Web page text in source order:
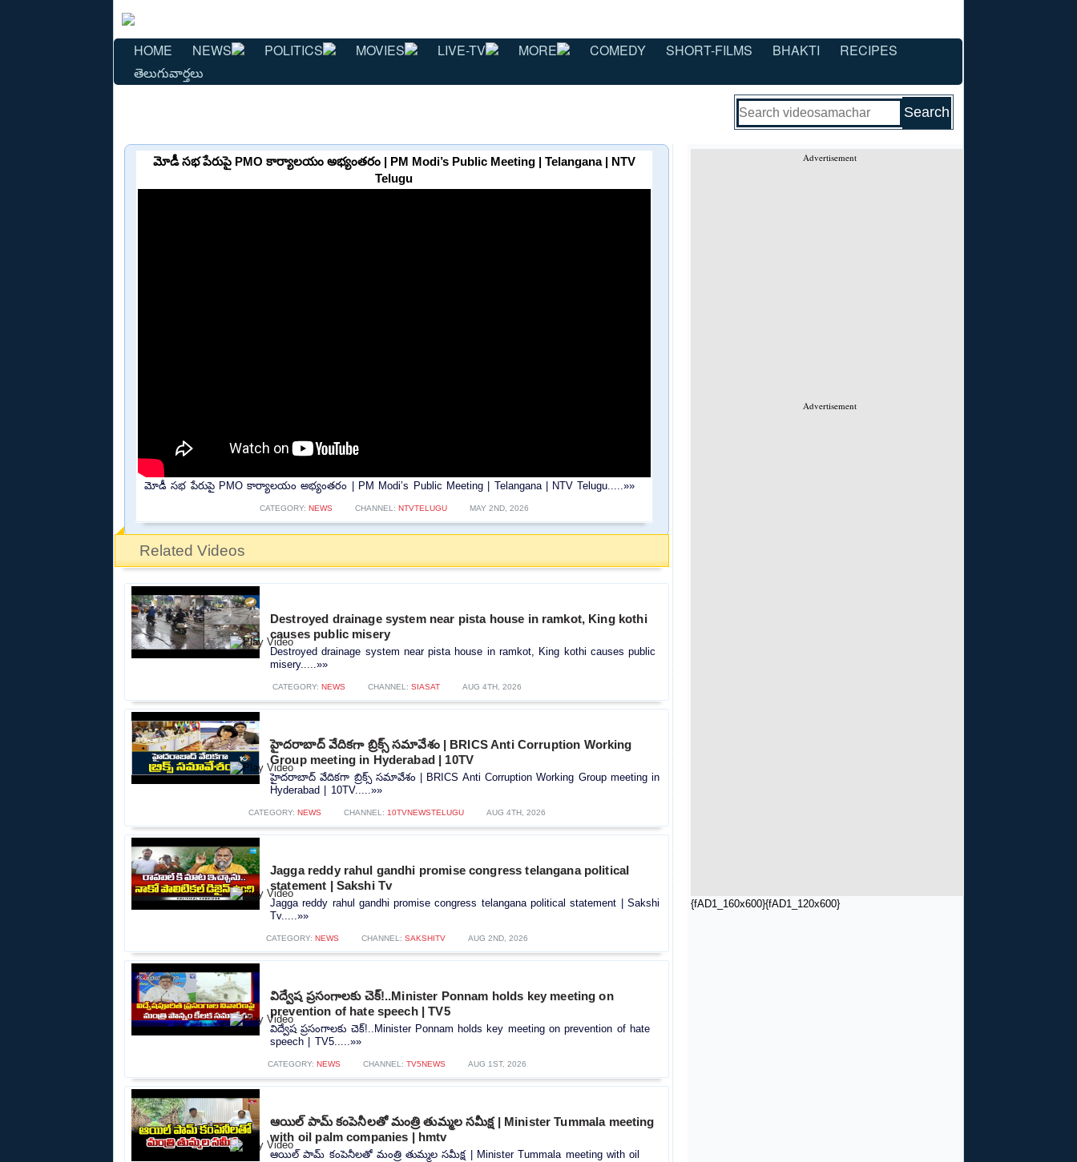
HOME NEWS POLITICS MOVIES LIVE-TV MORE COMEDY SHORT-FILMS BHAKTI
RECIPES
తెలుగువార్తలు
Advertisement
Advertisement
{fAD1_160x600}{fAD1_120x600}
మోడీ సభ పేరుపై PMO కార్యాలయం అభ్యంతరం | PM Modi’s Public Meeting | Telangana | NTV
Telugu
మోడీ సభ పేరుపై PMO కార్యాలయం అభ్యంతరం | PM Modi’s Public Meeting | Telangana | NTV Telugu.....»»
CATEGORY: NEWS CHANNEL: NTVTELUGU MAY 2ND, 2026
Related Videos
Destroyed drainage system near pista house in ramkot, King kothi
causes public misery
Destroyed drainage system near pista house in ramkot, King kothi causes public
misery.....»»
CATEGORY: NEWS CHANNEL: SIASAT AUG 4TH, 2026
హైదరాబాద్ వేదికగా బ్రిక్స్ సమావేశం | BRICS Anti Corruption Working
Group meeting in Hyderabad | 10TV
హైదరాబాద్ వేదికగా బ్రిక్స్ సమావేశం | BRICS Anti Corruption Working Group meeting in
Hyderabad | 10TV.....»»
CATEGORY: NEWS CHANNEL: 10TVNEWSTELUGU AUG 4TH, 2026
Jagga reddy rahul gandhi promise congress telangana political
statement | Sakshi Tv
Jagga reddy rahul gandhi promise congress telangana political statement | Sakshi
Tv.....»»
CATEGORY: NEWS CHANNEL: SAKSHITV AUG 2ND, 2026
విద్వేష ప్రసంగాలకు చెక్!..Minister Ponnam holds key meeting on
prevention of hate speech | TV5
విద్వేష ప్రసంగాలకు చెక్!..Minister Ponnam holds key meeting on prevention of hate
speech | TV5.....»»
CATEGORY: NEWS CHANNEL: TV5NEWS AUG 1ST, 2026
ఆయిల్ పామ్ కంపెనీలతో మంత్రి తుమ్మల సమీక్ష | Minister Tummala meeting
with oil palm companies | hmtv
ఆయిల్ పామ్ కంపెనీలతో మంత్రి తుమ్మల సమీక్ష | Minister Tummala meeting with oil